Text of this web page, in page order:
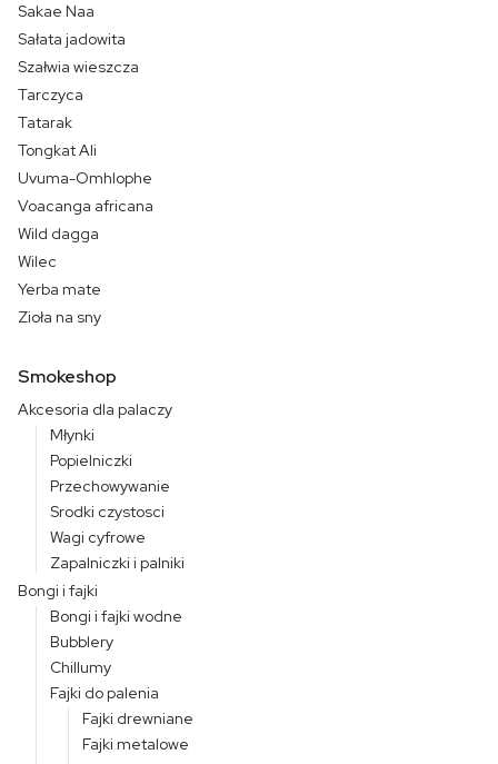
Sakae Naa
Sałata jadowita
Szałwia wieszcza
Tarczyca
Tatarak
Tongkat Ali
Uvuma-Omhlophe
Voacanga africana
Wild dagga
Wilec
Yerba mate
Zioła na sny
Smokeshop
Akcesoria dla palaczy
Młynki
Popielniczki
Przechowywanie
Srodki czystosci
Wagi cyfrowe
Zapalniczki i palniki
Bongi i fajki
Bongi i fajki wodne
Bubblery
Chillumy
Fajki do palenia
Fajki drewniane
Fajki metalowe